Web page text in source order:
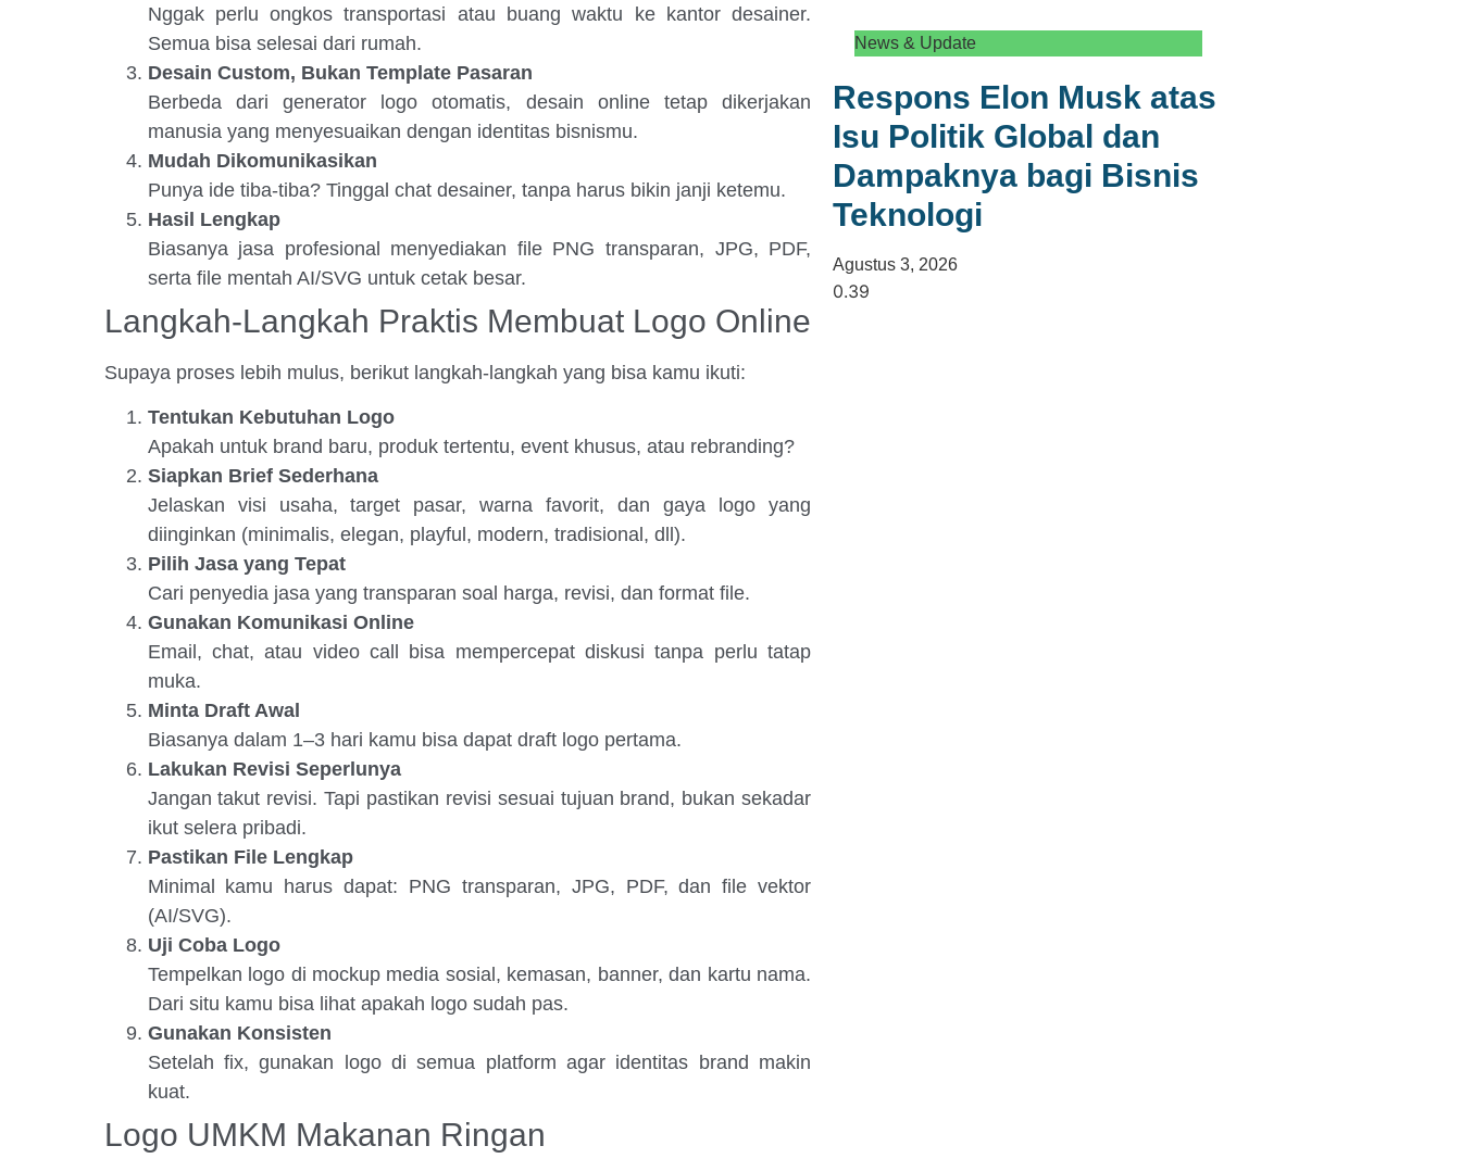
Nggak perlu ongkos transportasi atau buang waktu ke kantor desainer.
Semua bisa selesai dari rumah.
Desain Custom, Bukan Template Pasaran
Berbeda dari generator logo otomatis, desain online tetap dikerjakan
manusia yang menyesuaikan dengan identitas bisnismu.
Mudah Dikomunikasikan
Punya ide tiba-tiba? Tinggal chat desainer, tanpa harus bikin janji ketemu.
Hasil Lengkap
Biasanya jasa profesional menyediakan file PNG transparan, JPG, PDF,
serta file mentah AI/SVG untuk cetak besar.
Langkah-Langkah Praktis Membuat Logo Online
Supaya proses lebih mulus, berikut langkah-langkah yang bisa kamu ikuti:
Tentukan Kebutuhan Logo
Apakah untuk brand baru, produk tertentu, event khusus, atau rebranding?
Siapkan Brief Sederhana
Jelaskan visi usaha, target pasar, warna favorit, dan gaya logo yang
diinginkan (minimalis, elegan, playful, modern, tradisional, dll).
Pilih Jasa yang Tepat
Cari penyedia jasa yang transparan soal harga, revisi, dan format file.
Gunakan Komunikasi Online
Email, chat, atau video call bisa mempercepat diskusi tanpa perlu tatap
muka.
Minta Draft Awal
Biasanya dalam 1–3 hari kamu bisa dapat draft logo pertama.
Lakukan Revisi Seperlunya
Jangan takut revisi. Tapi pastikan revisi sesuai tujuan brand, bukan sekadar
ikut selera pribadi.
Pastikan File Lengkap
Minimal kamu harus dapat: PNG transparan, JPG, PDF, dan file vektor
(AI/SVG).
Uji Coba Logo
Tempelkan logo di mockup media sosial, kemasan, banner, dan kartu nama.
Dari situ kamu bisa lihat apakah logo sudah pas.
Gunakan Konsisten
Setelah fix, gunakan logo di semua platform agar identitas brand makin
kuat.
Logo UMKM Makanan Ringan
News & Update
Respons Elon Musk atas
Isu Politik Global dan
Dampaknya bagi Bisnis
Teknologi
Agustus 3, 2026